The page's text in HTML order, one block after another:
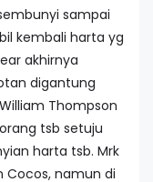
sampai
kembali harta yg
akhirnya
digantung
Thompson
tsb setuju
harta tsb. Mrk
Cocos, namun di